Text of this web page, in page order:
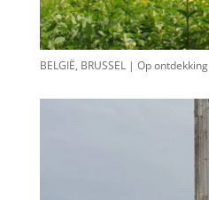
BELGIË, BRUSSEL | Op ontdekking